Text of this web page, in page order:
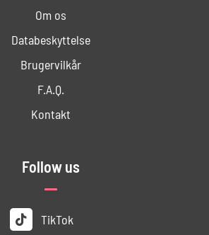
Om os
Databeskyttelse
Brugervilkår
F.A.Q.
Kontakt
Follow us
TikTok